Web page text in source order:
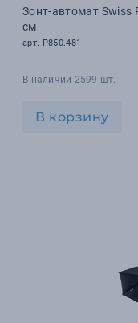
Зонт-автомат Swiss
см
арт. P850.481
В наличии 2599 шт.
В корзину